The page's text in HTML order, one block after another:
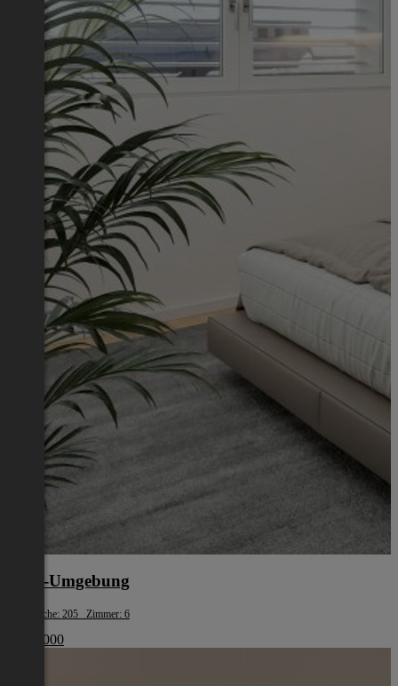
Graz-Umgebung
Wohnfläche: 205 Zimmer: 6
€ 998 000